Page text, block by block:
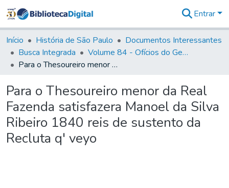
&
Coleções
Tudo na
Biblioteca
Estatísticas
Entrar
Início História de São Paulo
Documentos Interessantes
Busca Integrada
Volume 84 - Ofícios do General Martins Lopes de Saldanha (Governador da Capitania): 1782- 1786
Para o Thesoureiro menor da Real Fazenda satisfazera Manoel da Silva Ribeiro 1840 reis de sustento da Recluta q' veyo
Para o Thesoureiro menor da Real
Fazenda satisfazera Manoel da Silva
Ribeiro 1840 reis de sustento da
Recluta q' veyo